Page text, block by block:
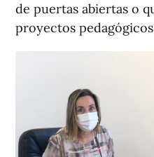
de puertas abiertas o
proyectos